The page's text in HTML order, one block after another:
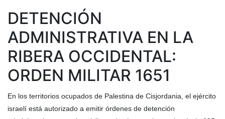
DETENCIÓN
ADMINISTRATIVA EN LA
RIBERA OCCIDENTAL:
ORDEN MILITAR 1651
En los territorios ocupados de Palestina de Cisjordania, el ejército
israelí está autorizado a emitir órdenes de detención